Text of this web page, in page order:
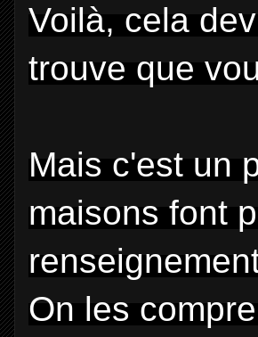
Voilà, cela
trouve que
Mais c'est un
maisons font
On les